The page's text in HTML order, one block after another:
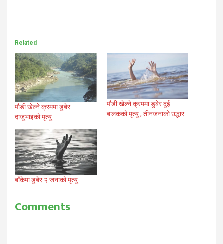
Related
पौडी खेल्ने क्रममा डुबेर
दाजुभाइको मृत्यु
पौडी खेल्ने क्रममा डुबेर दुई
बालकको मृत्यु , तीनजनाको उद्धार
बाँकेमा डुबेर २ जनाको मृत्यु
Comments